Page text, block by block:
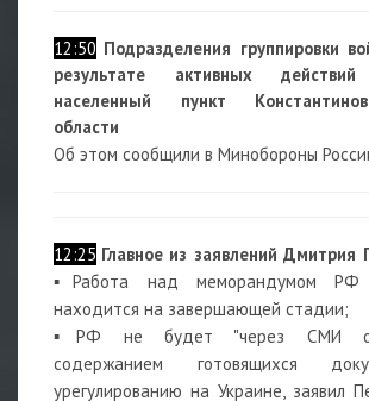
12:50 Подразделения группировки
результате активных действий
населенный пункт
области
Об этом сообщили в Минобороны
12:25 Главное из заявлений Дмитрия
▪Работа над меморандумом РФ
находится на завершающей стадии;
▪РФ не будет "через СМИ
содержанием готовящихся
урегулированию на Украине, заявил